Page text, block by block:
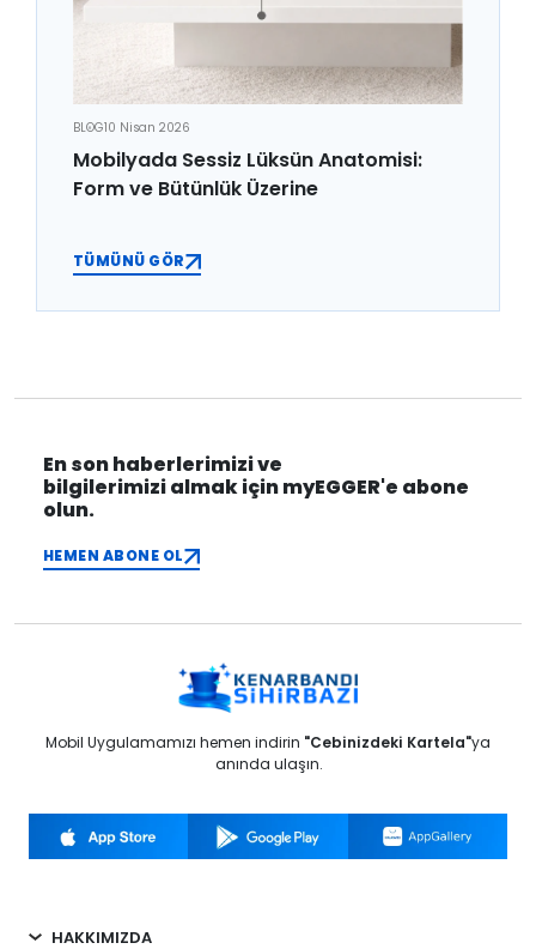
BLOG10 Nisan 2026
Mobilyada Sessiz Lüksün Anatomisi:
Form ve Bütünlük Üzerine
TÜMÜNÜ GÖR
En son haberlerimizi ve
bilgilerimizi almak için myEGGER'e abone
olun.
HEMEN ABONE OL
Mobil Uygulamamızı hemen indirin "Cebinizdeki Kartela"ya
anında ulaşın.
HAKKIMIZDA